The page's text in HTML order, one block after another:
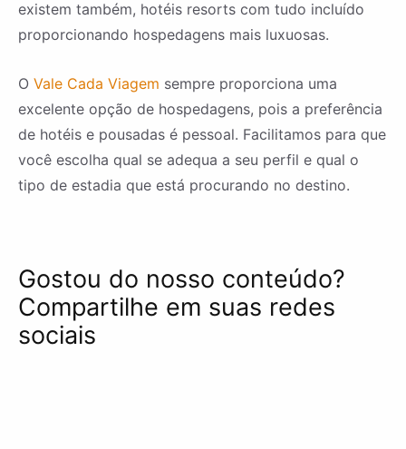
existem também, hotéis resorts com tudo incluído
proporcionando hospedagens mais luxuosas.
O Vale Cada Viagem sempre proporciona uma
excelente opção de hospedagens, pois a preferência
de hotéis e pousadas é pessoal. Facilitamos para que
você escolha qual se adequa a seu perfil e qual o
tipo de estadia que está procurando no destino.
Gostou do nosso conteúdo?
Compartilhe em suas redes
sociais